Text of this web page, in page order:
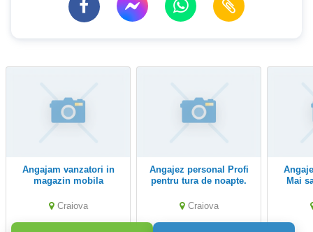
Angajam vanzatori in
magazin mobila
Craiova
Angajez personal Profi
pentru tura de noapte.
Craiova
Angajez vanzatoare 1
Mai